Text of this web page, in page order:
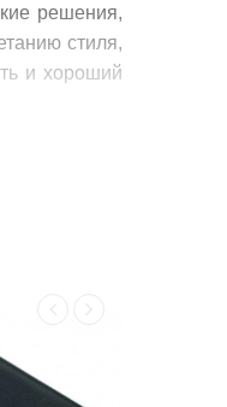
решения,
стиля,
и хороший